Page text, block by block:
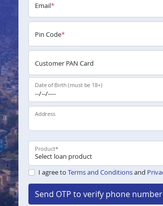
Email*
Pin Code*
Customer PAN Card
Date of Birth (must be 18+)
Address
Product*
I agree to Terms and Conditionsand
Send OTP to verify phone number